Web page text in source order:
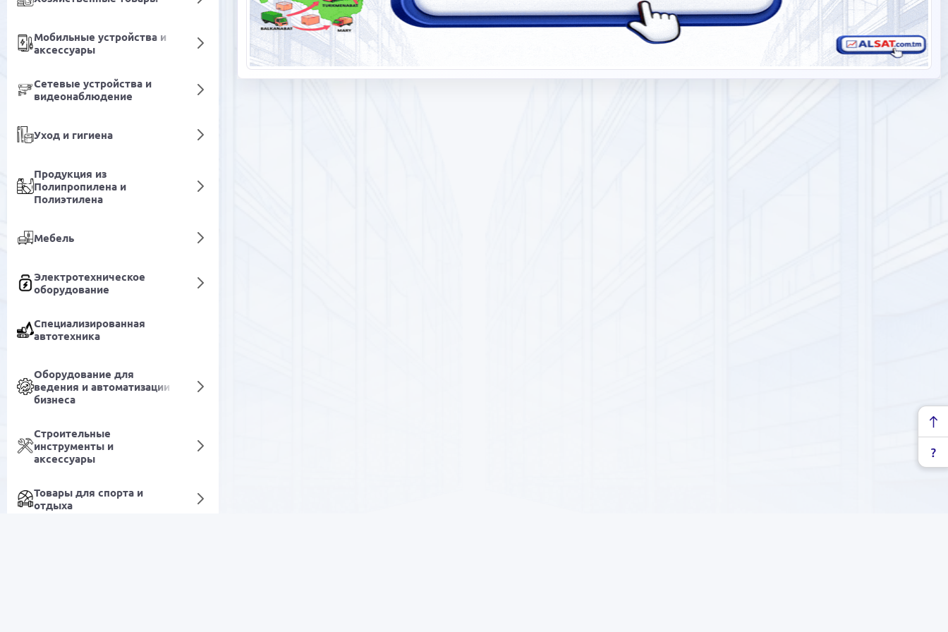
Мобильные устройства и
аксессуары
Сетевые устройства и
видеонаблюдение
Уход и гигиена
Продукция из
Полипропилена и
Полиэтилена
Мебель
Электротехническое
оборудование
Специализированная
автотехника
Оборудование для
ведения и автоматизации
бизнеса
Строительные
инструменты и
аксессуары
Товары для спорта и
отдыха